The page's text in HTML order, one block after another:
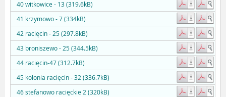
40 witkowice - 13 (319.6kB)
41 krzymowo - 7 (334kB)
42 racięcin - 25 (297.8kB)
43 broniszewo - 25 (344.5kB)
44 racięcin-47 (312.7kB)
45 kolonia racięcin - 32 (336.7kB)
46 stefanowo racięckie 2 (320kB)